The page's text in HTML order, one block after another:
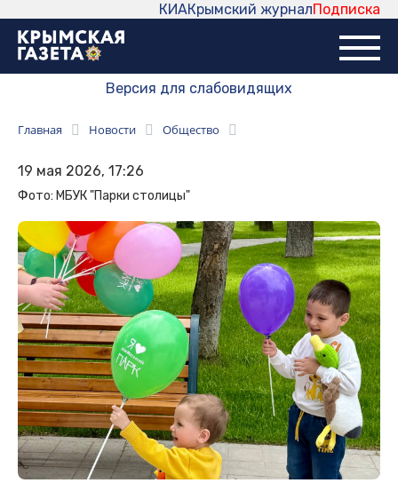
Подписка
Крымский журнал
КИА
Версия для слабовидящих
Главная Новости Общество
19 мая 2026, 17:26
Фото: МБУК "Парки столицы"